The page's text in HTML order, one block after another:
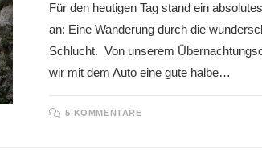
Für den heutigen Tag stand ein
an: Eine Wanderung durch die
Schlucht. Von unserem
wir mit dem Auto eine gute halbe…
5 KOMMENTARE